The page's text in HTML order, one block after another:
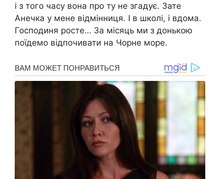
і з того часу вона про ту не згадує. Зате
Анечка у мене відмінниця. І в школі, і вдома.
Господиня росте… За місяць ми з донькою
поїдемо відпочивати на Чорне море.